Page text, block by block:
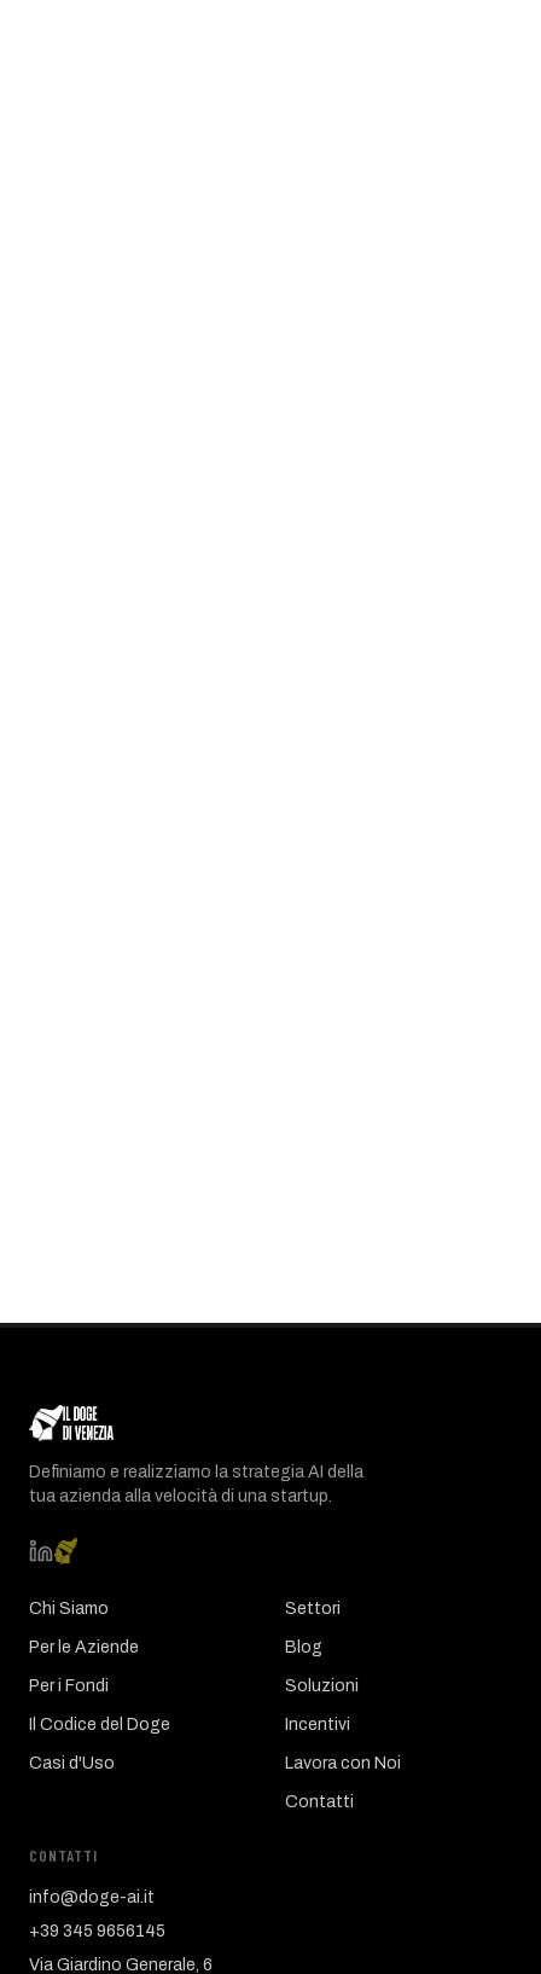
Definiamo e realizziamo la strategia AI della
tua azienda alla velocità di una startup.
Chi Siamo
Per le Aziende
Per i Fondi
Il Codice del Doge
Casi d'Uso
Settori
Blog
Soluzioni
Incentivi
Lavora con Noi
Contatti
CONTATTI
info@doge-ai.it
+39 345 9656145
Via Giardino Generale, 6